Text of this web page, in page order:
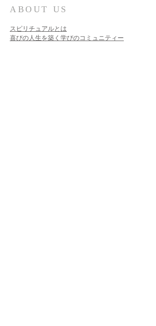
ABOUT US
スピリチュアルとは
喜びの人生を築く学びのコミュニティー